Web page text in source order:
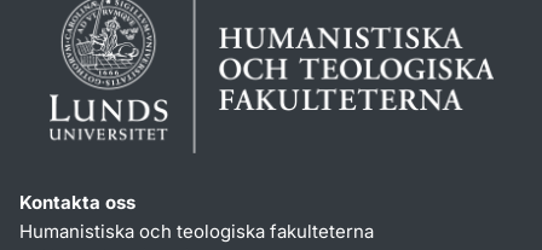
Kontakta oss
Humanistiska och teologiska fakulteterna